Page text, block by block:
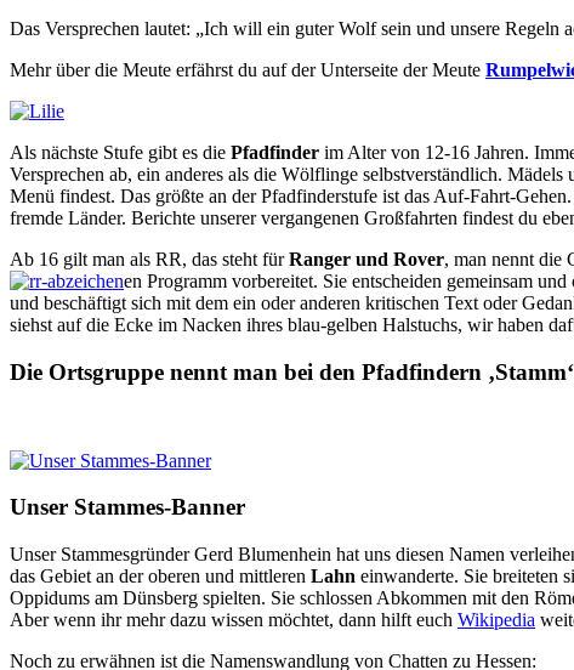
Das Versprechen lautet: „Ich will ein guter Wolf sein und unsere Regeln
Mehr über die Meute erfährst du auf der Unterseite der Meute
Als nächste Stufe gibt es die Pfadfinder im Alter von 12-16 Jahren.
Versprechen ab, ein anderes als die Wölflinge selbstverständlich.
Menü findest. Das größte an der Pfadfinderstufe ist das Auf-Fahrt-
fremde Länder. Berichte unserer vergangenen Großfahrten findest du
Ab 16 gilt man als RR, das steht fürRanger und Rover, man nennt die
en Programm vorbereitet. Sie entscheiden gemeinsam
und beschäftigt sich mit dem ein oder anderen kritischen Text oder
siehst auf die Ecke im Nacken ihres blau-gelben Halstuchs, wir haben
Die Ortsgruppe nennt man bei den Pfadfindern
Unser Stammes-Banner
Unser Stammesgründer Gerd Blumenhein hat uns diesen Namen
das Gebiet an der oberen und mittleren Lahn einwanderte. Sie breiteten
Oppidums am Dünsberg spielten. Sie schlossen Abkommen mit den
Aber wenn ihr mehr dazu wissen möchtet, dann hilft euch Wikipedia
Noch zu erwähnen ist die Namenswandlung von Chatten zu Hessen: